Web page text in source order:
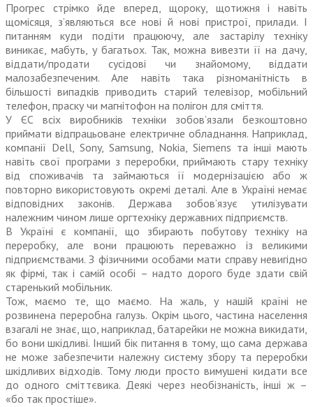
Прогрес стрімко йде вперед, щороку, щотижня і навіть
щомісяця, з’являються все нові й нові пристрої, прилади. І
питанням куди подіти працюючу, але застарілу техніку
виникає, мабуть, у багатьох. Так, можна вивезти її на дачу,
віддати/продати сусідові чи знайомому, віддати
малозабезпеченим. Але навіть така різноманітність в
більшості випадків приводить старий телевізор, мобільний
телефон, праску чи магнітофон на полігон для сміття.
У ЄС всіх виробників техніки зо­бов’язали безкоштовно
приймати відпрацьоване електричне обладнання. Наприклад,
компанії Dell, Sony, Samsung, Nokia, Siemens та інші мають
навіть свої програми з переробки, приймають стару техніку
від споживачів та займаються її модернізацією або ж
повторно використовують окремі деталі. Але в Украї­­ні немає
відповідних законів. Держава зобов’язує утилізувати
належним чином лише оргтехніку державних підприємств.
В Україні є компанії, що збирають побутову техніку на
переробку, але вони працюють переважно із великими
підприємствами. З фізичними особами мати справу невигідно
як фірмі, так і самій особі – надто дорого буде здати свій
старенький мобільник.
Тож, маємо те, що маємо. На жаль, у нашій країні не
розвинена переробна галузь. Окрім цього, частина населення
взагалі не знає, що, наприклад, батарейки не можна викидати,
бо вони шкідливі. Інший бік питання в тому, що сама держава
не може забезпечити належну систему збору та переробки
шкідливих відходів. Тому люди просто вимушені кидати все
до одного сміттєвика. Деякі через необізнаність, інші ж –
«бо так простіше».